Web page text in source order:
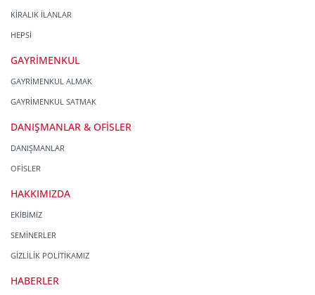
KİRALIK İLANLAR
HEPSİ
GAYRİMENKUL
GAYRİMENKUL ALMAK
GAYRİMENKUL SATMAK
DANIŞMANLAR & OFİSLER
DANIŞMANLAR
OFİSLER
HAKKIMIZDA
EKİBİMİZ
SEMİNERLER
GİZLİLİK POLİTİKAMIZ
HABERLER